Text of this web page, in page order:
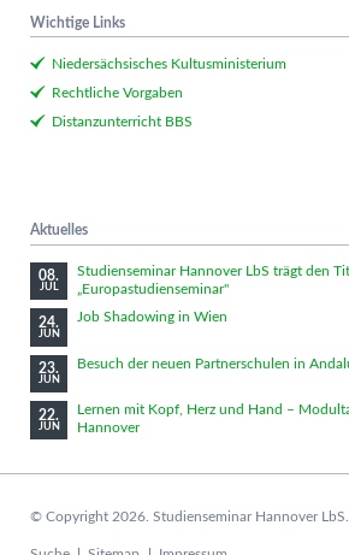
Wichtige Links
Niedersächsisches Kultusministerium
Rechtliche Vorgaben
Distanzunterricht BBS
Aktuelles
08.
JUL
Studienseminar Hannover LbS trägt den
„Europastudienseminar"
24.
JUN
Job Shadowing in Wien
23.
JUN
Besuch der neuen Partnerschulen in
22.
JUN
Lernen mit Kopf, Herz und Hand –
Hannover
© Copyright 2026. Studienseminar Hannover LbS.